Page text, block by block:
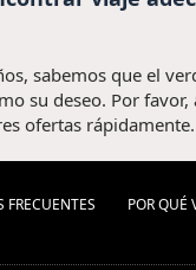
sabemos que el
su deseo. Por
ofertas rápidamente.
FRECUENTES POR QUÉ